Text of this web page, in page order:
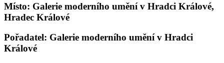
Místo: Galerie moderního umění v Hradci Králové,
Hradec Králové
Pořadatel: Galerie moderního umění v Hradci
Králové